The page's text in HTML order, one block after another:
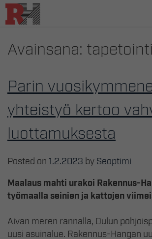
Skip
Avainsana: tapetointi
Parin
yhteistyö kertoo
luottamuksesta
Posted on 1.2.2023 by Seoptimi
Maalaus mahti urakoi Rakennus-
työmaalla seinien ja kattojen
Aivan meren rannalla, Oulun
uusi asuinalue. Rakennus-Hangan